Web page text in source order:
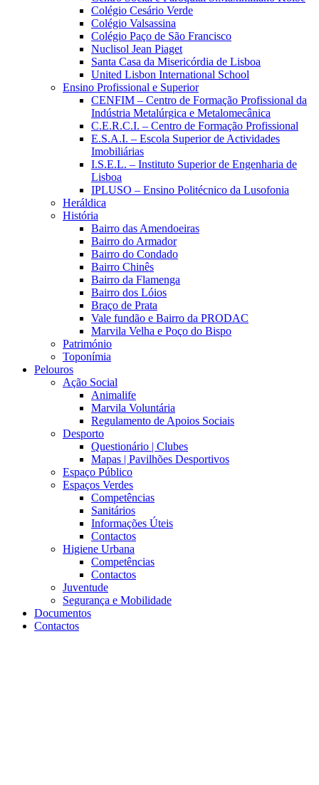
Colégio Cesário Verde
Colégio Valsassina
Colégio Paço de São Francisco
Nuclisol Jean Piaget
Santa Casa da Misericórdia de Lisboa
United Lisbon International School
Ensino Profissional e Superior
CENFIM – Centro de Formação Profissional da
Indústria Metalúrgica e Metalomecânica
C.E.R.C.I. – Centro de Formação Profissional
E.S.A.I. – Escola Superior de Actividades
Imobiliárias
I.S.E.L. – Instituto Superior de Engenharia de
Lisboa
IPLUSO – Ensino Politécnico da Lusofonia
Heráldica
História
Bairro das Amendoeiras
Bairro do Armador
Bairro do Condado
Bairro Chinês
Bairro da Flamenga
Bairro dos Lóios
Braço de Prata
Vale fundão e Bairro da PRODAC
Marvila Velha e Poço do Bispo
Património
Toponímia
Pelouros
Ação Social
Animalife
Marvila Voluntária
Regulamento de Apoios Sociais
Desporto
Questionário | Clubes
Mapas | Pavilhões Desportivos
Espaço Público
Espaços Verdes
Competências
Sanitários
Informações Úteis
Contactos
Higiene Urbana
Competências
Contactos
Juventude
Segurança e Mobilidade
Documentos
Contactos